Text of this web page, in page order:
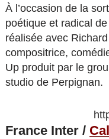
À l’occasion de la
poétique et radical
réalisée avec
compositrice,
Up produit par le
studio de Perpignan.
France Inter /